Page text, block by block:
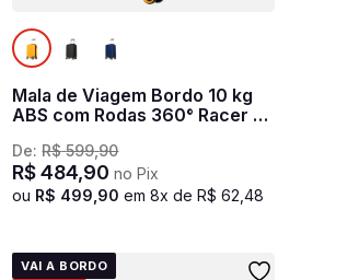
Mala de Viagem Bordo 10 kg
ABS com Rodas 360° Racer -
De:R$ 599,90
R$ 484,90 no Pix
ou R$ 499 90 em8x deR$ 62 ,48
VAI A BORDO